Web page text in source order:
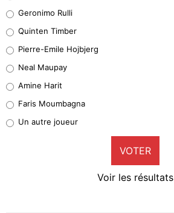
32%
4%
1%
9%
Geronimo Rulli
Quinten Timber
Pierre-Emile Hojbjerg
Neal Maupay
Amine Harit
Faris Moumbagna
Un autre joueur
VOTER
Voir les résultats